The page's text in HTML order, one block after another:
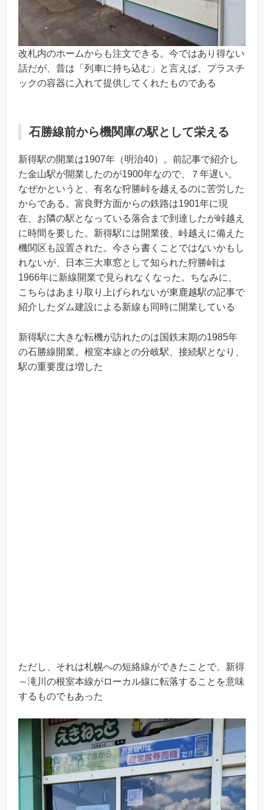
改札内のホームからも注文できる。今ではあり得ない
話だが、昔は「列車に持ち込む」と言えば、プラスチ
ックの容器に入れて提供してくれたものである
石勝線前から機関庫の駅として栄える
新得駅の開業は1907年（明治40）。前記事で紹介し
た金山駅が開業したのが1900年なので、７年遅い。
なぜかというと、有名な狩勝峠を越えるのに苦労した
からである。富良野方面からの鉄路は1901年に現
在、お隣の駅となっている落合まで到達したが峠越え
に時間を要した。新得駅には開業後、峠越えに備えた
機関区も設置された。今さら書くことではないかもし
れないが、日本三大車窓として知られた狩勝峠は
1966年に新線開業で見られなくなった。ちなみに、
こちらはあまり取り上げられないが東鹿越駅の記事で
紹介したダム建設による新線も同時に開業している
新得駅に大きな転機が訪れたのは国鉄末期の1985年
の石勝線開業。根室本線との分岐駅、接続駅となり、
駅の重要度は増した
ただし、それは札幌への短絡線ができたことで、新得
～滝川の根室本線がローカル線に転落することを意味
するものでもあった